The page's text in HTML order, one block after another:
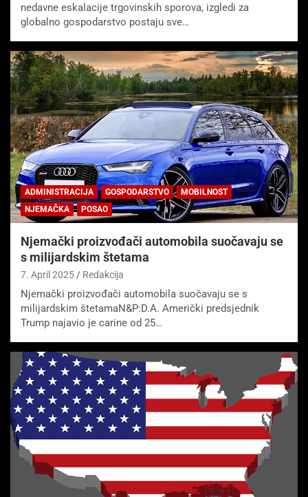
nedavne eskalacije trgovinskih sporova, izgledi za
globalno gospodarstvo postaju sve…
ADMINISTRACIJA GOSPODARSTVO
MOBILNOST
NJEMAČKA
POSAO
Njemački proizvođači automobila suočavaju se
s milijardskim štetama
7. April 2025 Redakcija
Njemački proizvođači automobila suočavaju se s
milijardskim štetamaN&P:D.A. Američki predsjednik
Trump najavio je carine od 25…